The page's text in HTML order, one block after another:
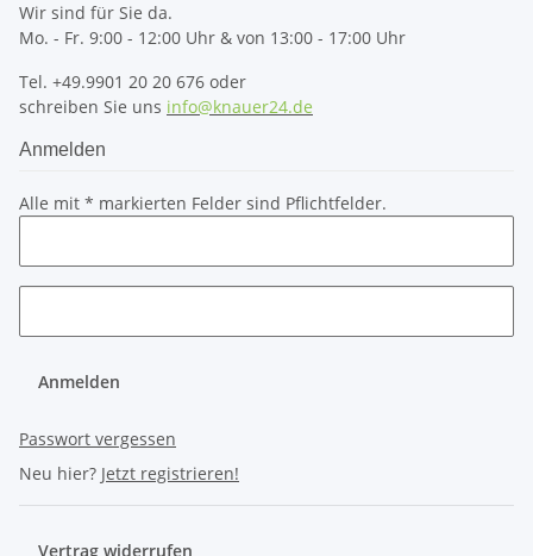
Wir sind für Sie da.
Mo. - Fr. 9:00 - 12:00 Uhr & von 13:00 - 17:00 Uhr
Tel. +49.9901 20 20 676 oder
schreiben Sie uns info@knauer24.de
Anmelden
Alle mit * markierten Felder sind Pflichtfelder.
Anmelden
Passwort vergessen
Neu hier? Jetzt registrieren!
Vertrag widerrufen